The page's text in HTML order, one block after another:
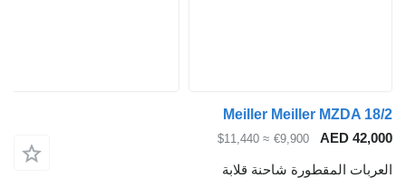
Meiller Meiller MZDA 18/2
AED 42,000
€9,900
≈ $11,440
العربات المقطورة شاحنة قلابة